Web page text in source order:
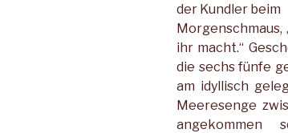
der Kundler beim
Morgenschmaus,
ihr macht.“
die sechs fünfe
am idyllisch
Meeresenge
angekommen